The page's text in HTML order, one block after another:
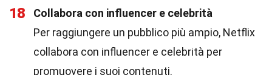
18
Collabora con influencer e celebrità
Per raggiungere un pubblico più ampio, Netflix
collabora con influencer e celebrità per
promuovere i suoi contenuti.